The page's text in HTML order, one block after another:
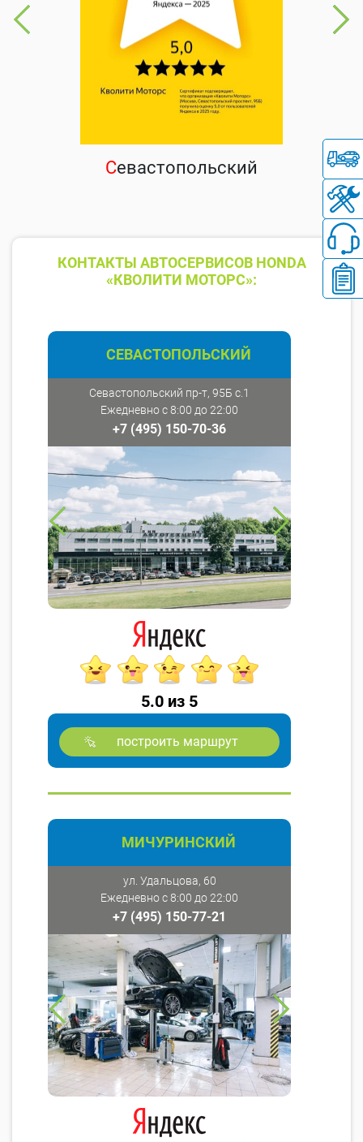
Севастопольский
КОНТАКТЫ АВТОСЕРВИСОВ HONDA
«КВОЛИТИ МОТОРС»:
СЕВАСТОПОЛЬСКИЙ
Севастопольский пр-т, 95Б с.1
Ежедневно с 8:00 до 22:00
+7 (495) 150-70-36
5.0 из 5
построить маршрут
МИЧУРИНСКИЙ
ул. Удальцова, 60
Ежедневно с 8:00 до 22:00
+7 (495) 150-77-21